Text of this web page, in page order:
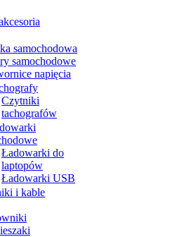
samochodowa
samochodowe
napięcia
Czytniki
tachografów
Ładowarki do
laptopów
Ładowarki USB
i kable